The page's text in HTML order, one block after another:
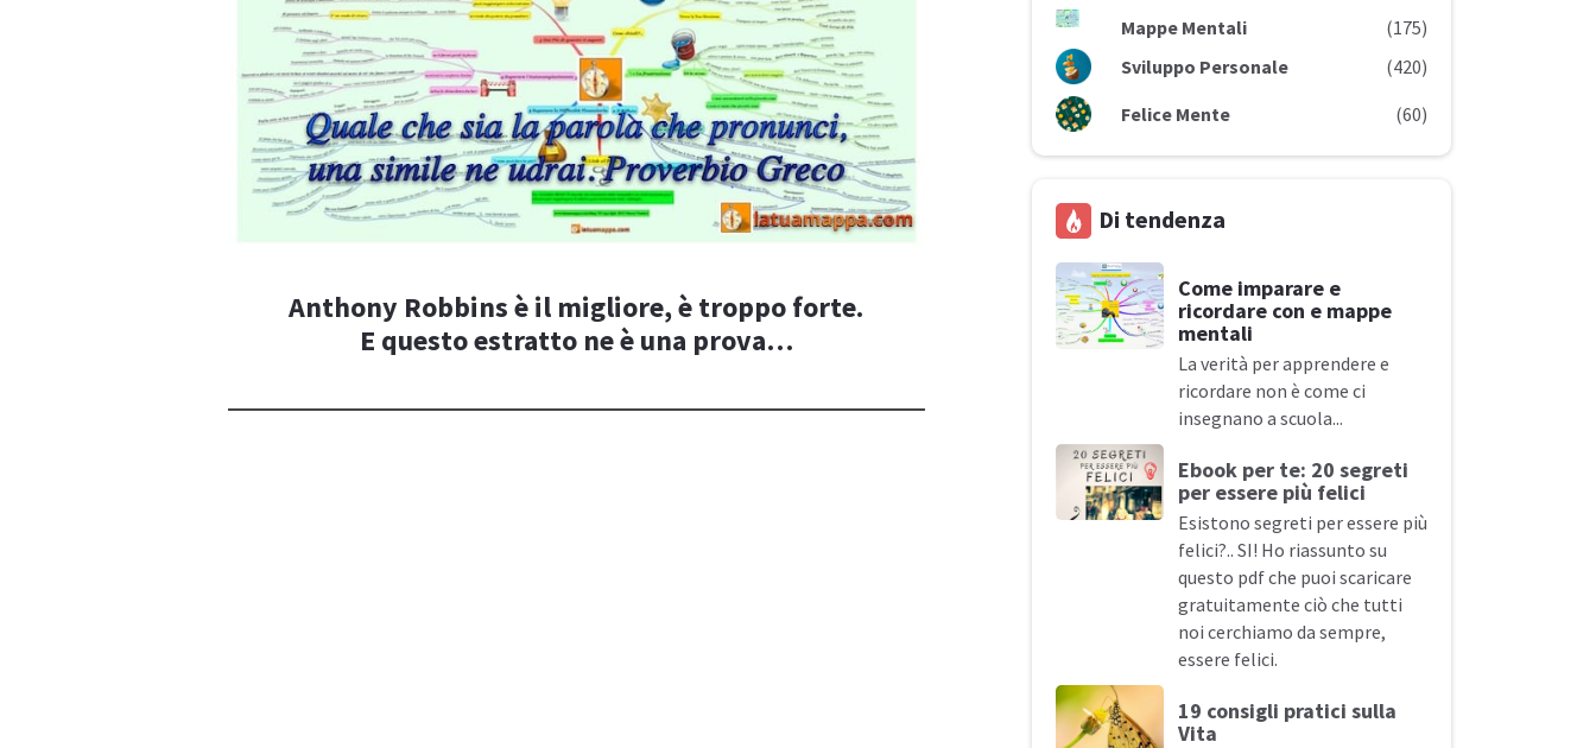
Anthony Robbins è il migliore, è troppo forte.
E questo estratto ne è una prova…
Mappe Mentali
(175)
Sviluppo Personale
(420)
Felice Mente
(60)
Di tendenza
Come imparare e
ricordare con e mappe
mentali
La verità per apprendere e
ricordare non è come ci
insegnano a scuola...
Ebook per te: 20 segreti
per essere più felici
Esistono segreti per essere più
felici?.. SI! Ho riassunto su
questo pdf che puoi scaricare
gratuitamente ciò che tutti
noi cerchiamo da sempre,
essere felici.
19 consigli pratici sulla
Vita